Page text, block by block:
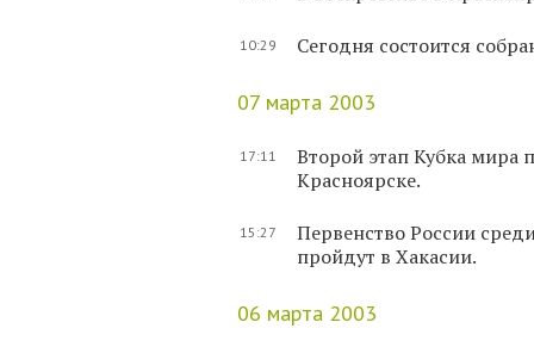
10:29 Сегодня состоится
07 марта 2003
17:11
Второй этап Кубка мира
Красноярске.
15:27
Первенство России
пройдут в Хакасии.
06 марта 2003